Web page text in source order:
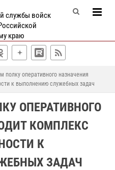
службы войск
краю
полку оперативного назначения
к выполнению служебных задач
ОПЕРАТИВНОГО
КОМПЛЕКС
К
ЗАДАЧ